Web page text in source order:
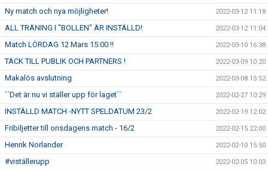
Ny match och nya möjligheter! 2022-03-12 11:18
ALL TRÄNING I "BOLLEN" ÄR INSTÄLLD! 2022-03-12 11:04
Match LÖRDAG 12 Mars 15:00 !! 2022-03-10 16:38
TACK TILL PUBLIK OCH PARTNERS ! 2022-03-09 10:20
Makalös avslutning 2022-03-08 15:52
``Det är nu vi ställer upp för laget`` 2022-02-27 10:29
INSTÄLLD MATCH -NYTT SPELDATUM 23/2 2022-02-19 12:02
Fribiljetter till onsdagens match - 16/2 2022-02-15 22:00
Henrik Norlander 2022-02-10 15:50
#viställerupp 2022-02-05 10:03